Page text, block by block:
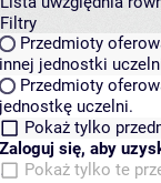
Filtry
Przedmioty
innej jednostki
Przedmioty
jednostkę uczelni.
Pokaż tylko
Zaloguj się, aby
Pokaż tylko te